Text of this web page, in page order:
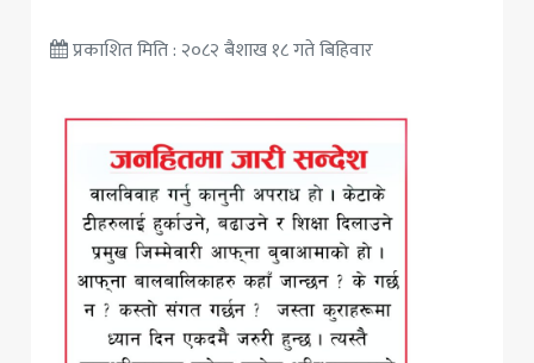
प्रकाशित मिति : २०८२ बैशाख १८ गते बिहिवार